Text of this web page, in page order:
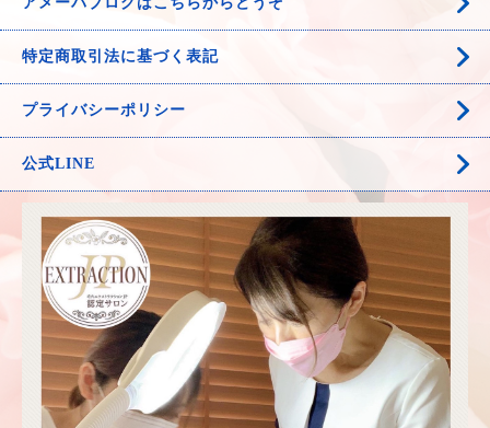
特定商取引法に基づく表記
プライバシーポリシー
公式LINE